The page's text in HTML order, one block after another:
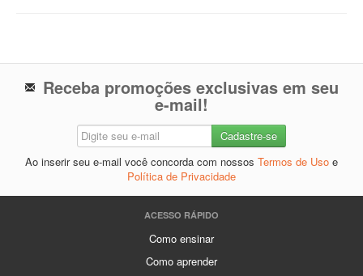
Receba promoções exclusivas em seu
e-mail!
Ao inserir seu e-mail você concorda com nossos Termos de Uso e
Política de Privacidade
ACESSO RÁPIDO
Como ensinar
Como aprender